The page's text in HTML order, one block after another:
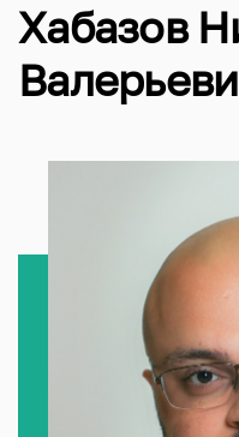
Хабазов